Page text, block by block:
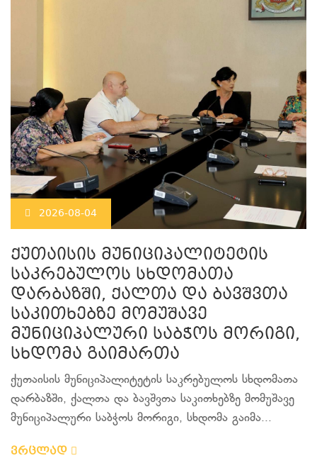
2026-08-04
ქუთაისის მუნიციპალიტეტის
საკრებულოს სხდომათა
დარბაზში, ქალთა და ბავშვთა
საკითხებზე მომუშავე
მუნიციპალური საბჭოს მორიგი,
სხდომა გაიმართა
ქუთაისის მუნიციპალიტეტის საკრებულოს სხდომათა
დარბაზში, ქალთა და ბავშვთა საკითხებზე მომუშავე
მუნიციპალური საბჭოს მორიგი, სხდომა გაიმა...
ვრცლად